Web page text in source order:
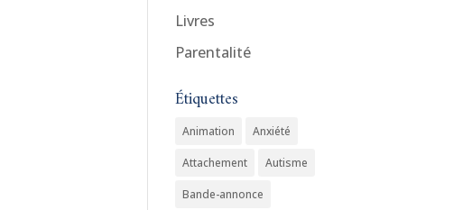
Livres
Parentalité
Étiquettes
Animation Anxiété
Attachement Autisme
Bande-annonce